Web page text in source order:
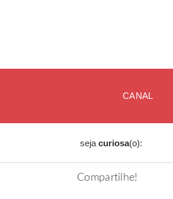
CANAL
seja curiosa(o):
Compartilhe!